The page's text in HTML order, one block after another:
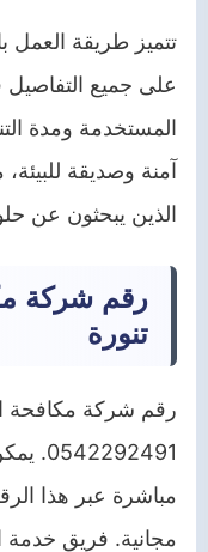
تتميز طريقة العمل
على جميع التفاصيل
المستخدمة ومدة
آمنة وصديقة
الذين يبحثون عن
رقم شركة
تنورة
رقم شركة مكافحة
مباشرة عبر هذا
مجانية. فريق خدمة